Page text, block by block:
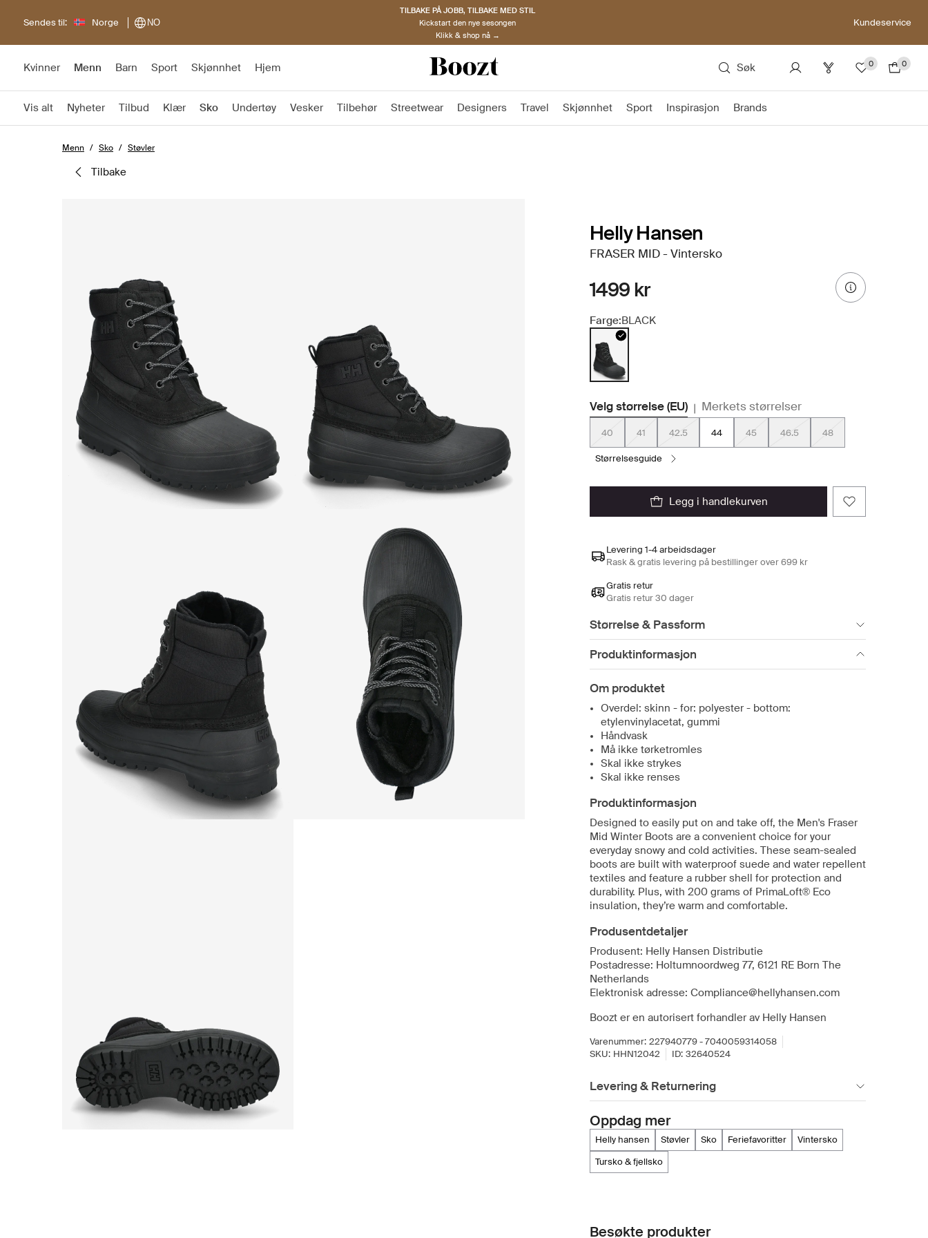
Sendes til: Norge NO
TILBAKE PÅ JOBB, TILBAKE MED STIL
Kickstart den nye sesongen
Klikk & shop nå →
Kundeservice
Kvinner Menn Barn Sport Skjønnhet Hjem Søk 0 0
Vis alt Nyheter Tilbud Klær Sko Undertøy Vesker Tilbehør Streetwear Designers Travel Skjønnhet Sport Inspirasjon Brands
Menn Sko Støvler
tilbake
Helly Hansen
FRASER MID - Vintersko
1499 kr
Farge:BLACK
Velg størrelse (EU) | Merkets størrelser
40 41 42.5 44 45 46.5 48
størrelsesguide
legg i handlekurven
Levering 1-4 arbeidsdager
Rask & gratis levering på bestillinger over 699 kr
Gratis retur
Gratis retur 30 dager
Størrelse & Passform
Produktinformasjon
Om produktet
Overdel: skinn - for: polyester - bottom:
etylenvinylacetat, gummi
Håndvask
Må ikke tørketromles
Skal ikke strykes
Skal ikke renses
Produktinformasjon
Designed to easily put on and take off, the Men's Fraser
Mid Winter Boots are a convenient choice for your
everyday snowy and cold activities. These seam-sealed
boots are built with waterproof suede and water repellent
textiles and feature a rubber shell for protection and
durability. Plus, with 200 grams of PrimaLoft® Eco
insulation, they’re warm and comfortable.
Produsentdetaljer
Produsent: Helly Hansen Distributie
Postadresse: Holtumnoordweg 77, 6121 RE Born The
Netherlands
Elektronisk adresse: Compliance@hellyhansen.com
Boozt er en autorisert forhandler av Helly Hansen
Varenummer: 227940779 - 7040059314058
SKU: HHN12042 ID: 32640524
Levering & Returnering
Oppdag mer
helly hansen støvler sko feriefavoritter
vintersko
tursko & fjellsko
Besøkte produkter